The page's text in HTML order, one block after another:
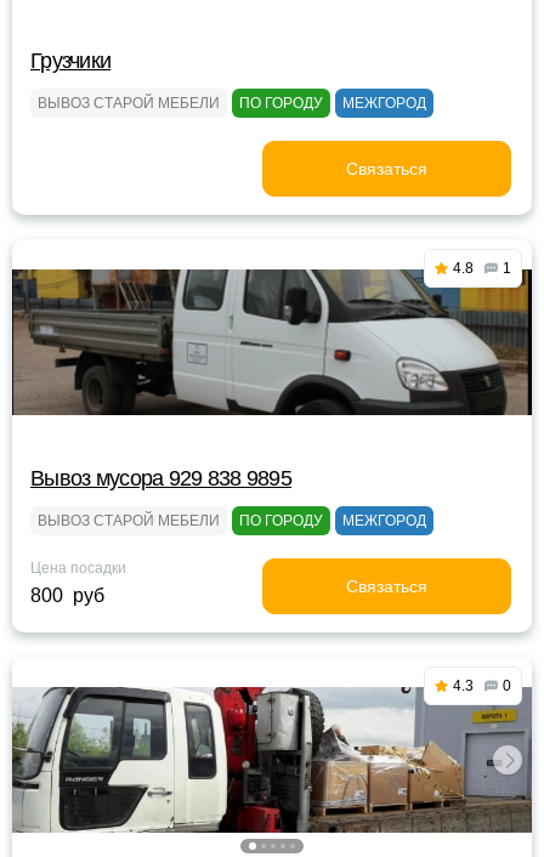
Грузчики
ВЫВОЗ СТАРОЙ МЕБЕЛИ ПО ГОРОДУ МЕЖГОРОД
Связаться
4.8 1
Вывоз мусора 929 838 9895
ВЫВОЗ СТАРОЙ МЕБЕЛИ ПО ГОРОДУ МЕЖГОРОД
Цена посадки
800 руб Связаться
4.3 0